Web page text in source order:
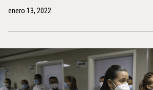
enero 13, 2022